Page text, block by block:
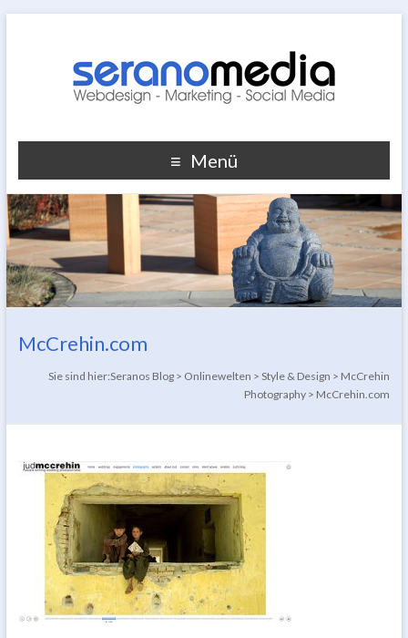
Menü
McCrehin.com
Sie sind hier:Seranos Blog > Onlinewelten >Style & Design > McCrehin
Photography > McCrehin.com